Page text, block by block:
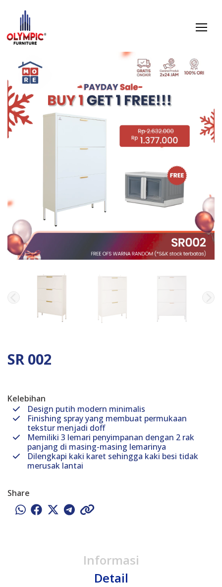
SR 002
Kelebihan
Design putih modern minimalis
Finishing spray yang membuat permukaan
tekstur menjadi doff
Memiliki 3 lemari penyimpanan dengan 2 rak
panjang di masing-masing lemarinya
Dilengkapi kaki karet sehingga kaki besi tidak
merusak lantai
Share
Informasi
Detail